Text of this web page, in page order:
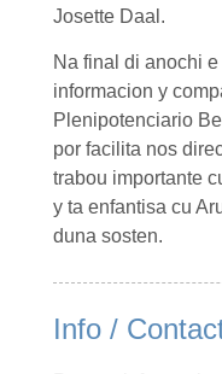
Josette Daal.
Na final di anochi
informacion y
Plenipotenciario
por facilita nos
trabou importante
y ta enfantisa cu
duna sosten.
Info /